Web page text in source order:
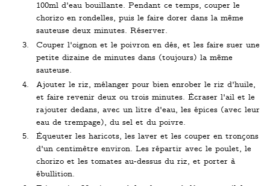
100ml d'eau bouillante. Pendant ce temps, couper le
chorizo en rondelles, puis le faire dorer dans la même
sauteuse deux minutes. Réserver.
Couper l'oignon et le poivron en dés, et les faire suer une
petite dizaine de minutes dans (toujours) la même
sauteuse.
Ajouter le riz, mélanger pour bien enrober le riz d'huile,
et faire revenir deux ou trois minutes. Écraser l'ail et le
rajouter dedans, avec un litre d'eau, les épices (avec leur
eau de trempage), du sel et du poivre.
Équeuter les haricots, les laver et les couper en tronçons
d'un centimètre environ. Les répartir avec le poulet, le
chorizo et les tomates au-dessus du riz, et porter à
ébullition.